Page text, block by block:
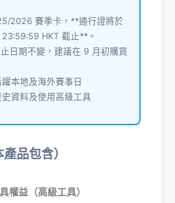
2026 賽季卡，**通行證將於
HKT 截止**。
日期不變，建議在 9 月初購買
本地及海外賽事日
資料及使用高級工具
品包含）
權益（高級工具）